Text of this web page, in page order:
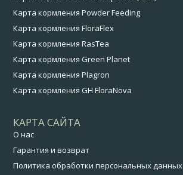
Карта кормления Powder Feeding
Карта кормления FloraFlex
Карта кормления RasTea
Карта кормления Green Planet
Карта кормления Plagron
Карта кормления GH FloraNova
КАРТА САЙТА
О нас
Гарантия и возврат
Политика обработки персональных данных